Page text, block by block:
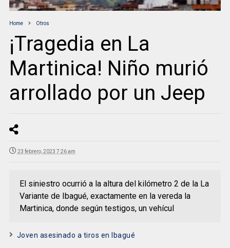
Home Otros
¡Tragedia en La
Martinica! Niño murió
arrollado por un Jeep
23 febrero, 2023 7:26 am
El siniestro ocurrió a la altura del kilómetro 2 de la La
Variante de Ibagué, exactamente en la vereda la
Martinica, donde según testigos, un vehícul
Joven asesinado a tiros en Ibagué